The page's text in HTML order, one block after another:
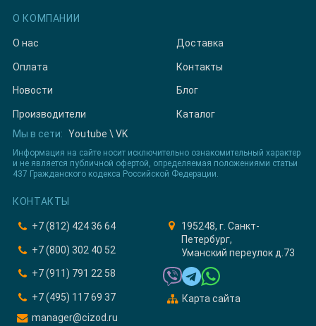
О КОМПАНИИ
О нас Доставка
Оплата Контакты
Новости Блог
Производители
Каталог
Мы в сети: Youtube \VK
Информация на сайте носит исключительно ознакомительный характер
и не является публичной офертой, определяемая положениями статьи
437 Гражданского кодекса Российской Федерации.
КОНТАКТЫ
+7 (812) 424 36 64
+7 (800) 302 40 52
+7 (911) 791 22 58
+7 (495) 117 69 37
manager@cizod.ru
195248, г. Санкт-
Петербург,
Уманский переулок д.73
Карта сайта